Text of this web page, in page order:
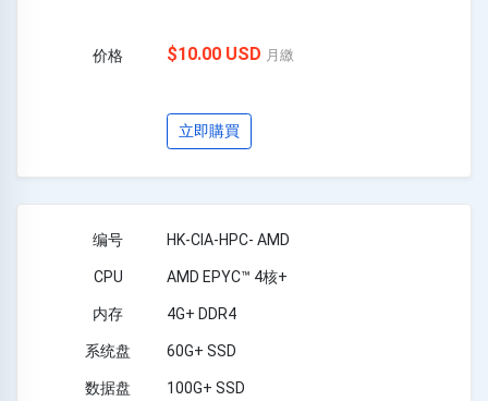
$10.00 USD 月繳
立即購買
HK-CIA-HPC- AMD
AMD EPYC™ 4核+
4G+ DDR4
60G+ SSD
100G+ SSD